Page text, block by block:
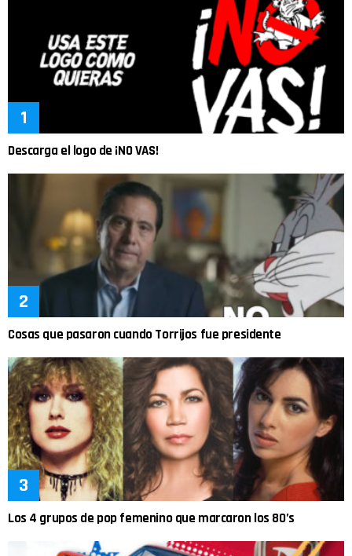
Descarga el logo de ¡NO VAS!
Cosas que pasaron cuando Torrijos fue presidente
Los 4 grupos de pop femenino que marcaron los 80’s